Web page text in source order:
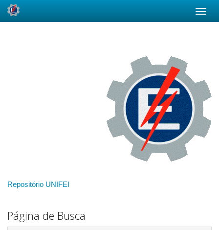
Repositório UNIFEI
Página de Busca